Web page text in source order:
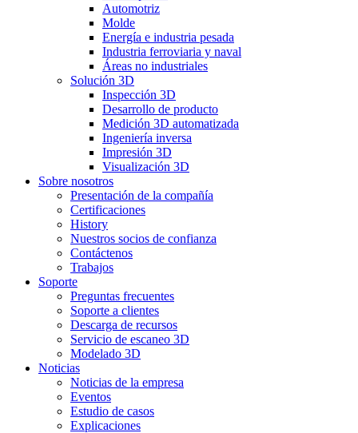
Automotriz
Molde
Energía e industria pesada
Industria ferroviaria y naval
Áreas no industriales
Solución 3D
Inspección 3D
Desarrollo de producto
Medición 3D automatizada
Ingeniería inversa
Impresión 3D
Visualización 3D
Sobre nosotros
Presentación de la compañía
Certificaciones
History
Nuestros socios de confianza
Contáctenos
Trabajos
Soporte
Preguntas frecuentes
Soporte a clientes
Descarga de recursos
Servicio de escaneo 3D
Modelado 3D
Noticias
Noticias de la empresa
Eventos
Estudio de casos
Explicaciones